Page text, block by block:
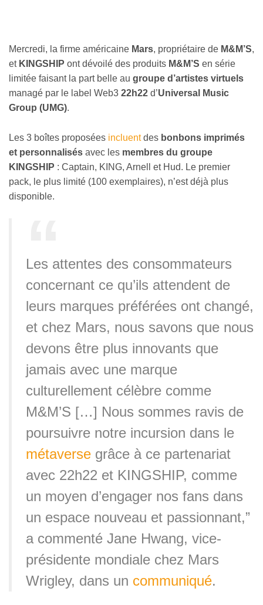
Mercredi, la firme américaine Mars, propriétaire de M&M’S,
et KINGSHIP ont dévoilé des produits M&M’S en série
limitée faisant la part belle au groupe d’artistes virtuels
managé par le label Web3 22h22 d’Universal Music
Group (UMG).
Les 3 boîtes proposées incluentdes bonbons imprimés
et personnalisés avec les membres du groupe
KINGSHIP : Captain, KING, Arnell et Hud. Le premier
pack, le plus limité (100 exemplaires), n’est déjà plus
disponible.
Les attentes des consommateurs
concernant ce qu’ils attendent de
leurs marques préférées ont changé,
et chez Mars, nous savons que nous
devons être plus innovants que
jamais avec une marque
culturellement célèbre comme
M&M’S […] Nous sommes ravis de
poursuivre notre incursion dans le
métaverse grâce à ce partenariat
avec 22h22 et KINGSHIP, comme
un moyen d’engager nos fans dans
un espace nouveau et passionnant,”
a commenté Jane Hwang, vice-
présidente mondiale chez Mars
Wrigley, dans un communiqué.